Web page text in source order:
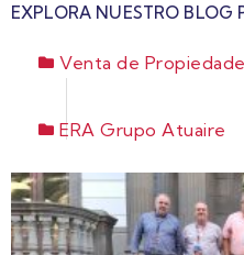
EXPLORA NUESTRO BLOG
Venta de
ERA Grupo Atuaire